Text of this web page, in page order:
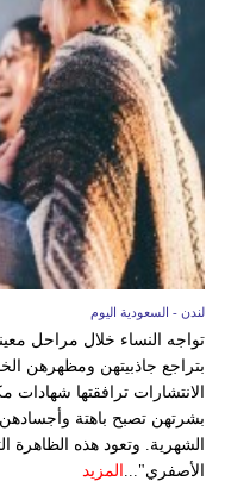
لندن - السعودية اليوم
تواجه النساء خلال مراحل
بتراجع جاذبيتهن ومظهرهن
الانتشارات ترافقتها
بشرتهن تصبح باهتة
الشهرية. وتعود هذه الظاهرة
الأصفري"... المزيد